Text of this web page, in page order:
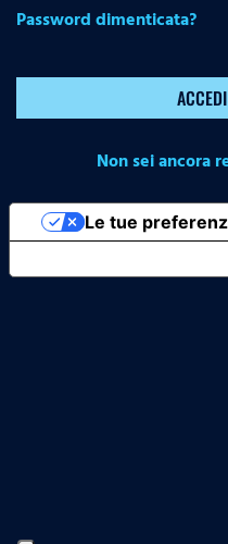
Password dimenticata?
Non sei ancora
Le tue